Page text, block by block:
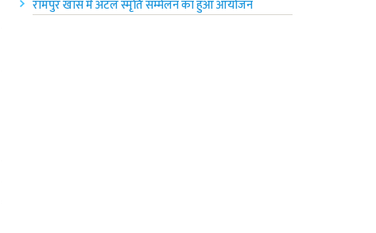
रामपुर खास में अटल स्मृति सम्मेलन का हुआ आयोजन